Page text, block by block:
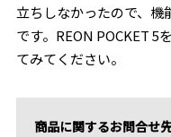
立ちしなかったので、
です。REON POCKET 5
てみてください。
商品に関するお問合せ